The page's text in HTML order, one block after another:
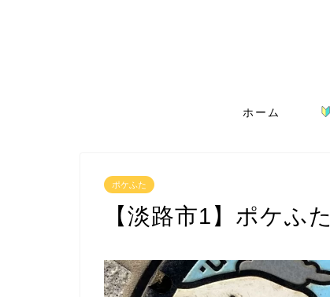
ホーム
ポケふた
【淡路市1】ポケふた